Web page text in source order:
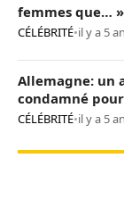
femmes que… »
CÉLÉBRITÉ•il y a 5
Allemagne: un
condamné
CÉLÉBRITÉ•il y a 5